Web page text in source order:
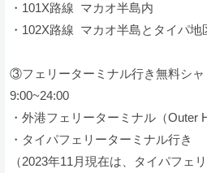
・101X路線 マカオ半島内
・102X路線 マカオ半島とタイパ地
③フェリーターミナル行き無料シ
9:00~24:00
・外港フェリーターミナル（Outer
・タイパフェリーターミナル行き
（2023年11月現在は、タイパフェ